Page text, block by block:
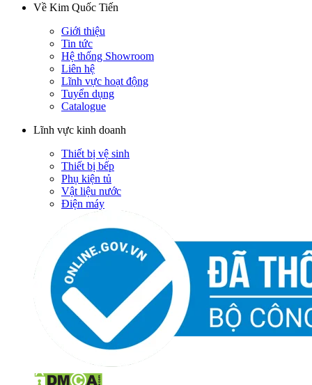
Về Kim Quốc Tiến
Giới thiệu
Tin tức
Hệ thống Showroom
Liên hệ
Lĩnh vực hoạt động
Tuyển dụng
Catalogue
Lĩnh vực kinh doanh
Thiết bị vệ sinh
Thiết bị bếp
Phụ kiện tủ
Vật liệu nước
Điện máy